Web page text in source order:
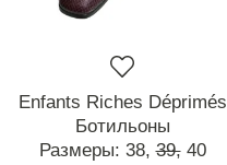
Enfants Riches Déprimés
Ботильоны
Размеры: 38, 39, 40